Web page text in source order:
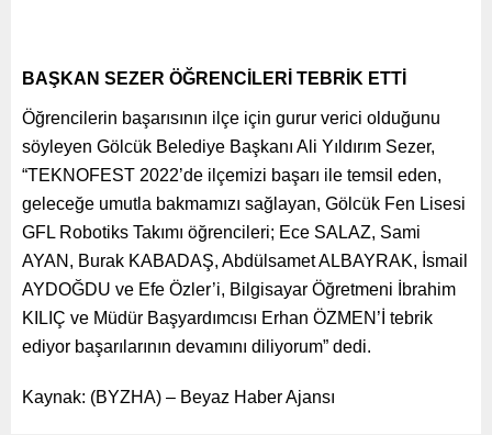
BAŞKAN SEZER ÖĞRENCİLERİ TEBRİK ETTİ
Öğrencilerin başarısının ilçe için gurur verici olduğunu
söyleyen Gölcük Belediye Başkanı Ali Yıldırım Sezer,
“TEKNOFEST 2022’de ilçemizi başarı ile temsil eden,
geleceğe umutla bakmamızı sağlayan, Gölcük Fen Lisesi
GFL Robotiks Takımı öğrencileri; Ece SALAZ, Sami
AYAN, Burak KABADAŞ, Abdülsamet ALBAYRAK, İsmail
AYDOĞDU ve Efe Özler’i, Bilgisayar Öğretmeni İbrahim
KILIÇ ve Müdür Başyardımcısı Erhan ÖZMEN’İ tebrik
ediyor başarılarının devamını diliyorum” dedi.
Kaynak: (BYZHA) – Beyaz Haber Ajansı